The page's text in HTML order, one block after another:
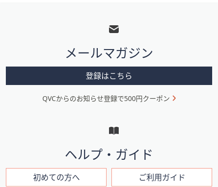
メ
ニ
ン
メールマガジン
登録はこちら
QVCからのお知らせ登録で500円クーポン
ヘルプ・ガイド
初めての方へ ご利用ガイド